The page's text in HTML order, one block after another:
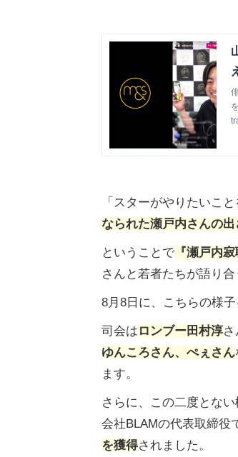
「スターがやりたいこ
なられた瀬戸内さんの
ということで 『瀬戸内
さんと若者たちが語り合
8月8日に、こちらの様
司会は ロンブー田村淳
ゆんころさん、ぺぇさん
ます。
さらに、この二度とな
会社BLAMの代表取締役
を獲得されました。